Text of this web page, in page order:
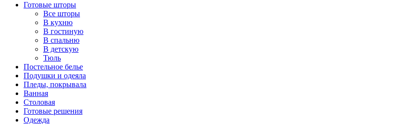
Готовые шторы
Все шторы
В кухню
В гостиную
В спальню
В детскую
Тюль
Постельное белье
Подушки и одеяла
Пледы, покрывала
Ванная
Столовая
Готовые решения
Одежда